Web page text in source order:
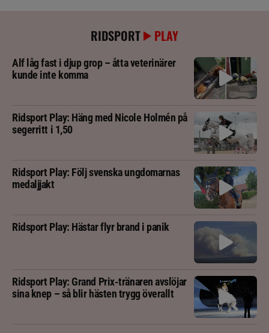
RIDSPORT PLAY
Alf låg fast i djup grop – åtta veterinärer
kunde inte komma
Ridsport Play: Häng med Nicole Holmén på
segerritt i 1,50
Ridsport Play: Följ svenska ungdomarnas
medaljjakt
Ridsport Play: Hästar flyr brand i panik
Ridsport Play: Grand Prix-tränaren avslöjar
sina knep – så blir hästen trygg överallt